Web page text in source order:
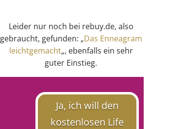
Leider nur noch bei rebuy.de, also
gebraucht, gefunden: „Das Enneagram
leichtgemacht„, ebenfalls ein sehr
guter Einstieg.
Ja, ich will den
kostenlosen Life